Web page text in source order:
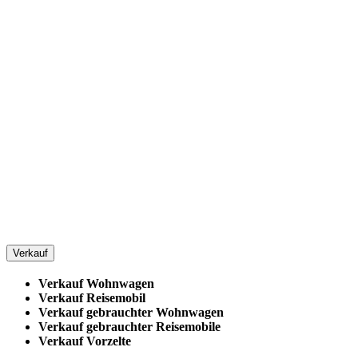
Verkauf
Verkauf Wohnwagen
Verkauf Reisemobil
Verkauf gebrauchter Wohnwagen
Verkauf gebrauchter Reisemobile
Verkauf Vorzelte